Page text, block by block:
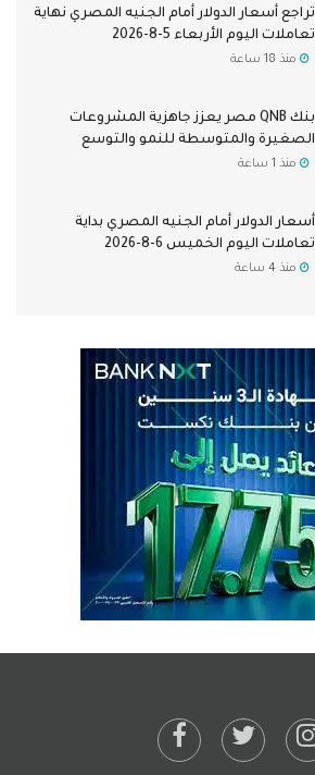
تراجع أسعار الدولار أمام الجنيه المصري نهاية
تعاملات اليوم الأربعاء 5-8-2026
منذ 18 ساعة
بنك QNB مصر يعزز جاهزية المشروعات
الصغيرة والمتوسطة للنمو والتوسع
منذ 1 ساعة
أسعار الدولار أمام الجنيه المصري بداية
تعاملات اليوم الخميس 6-8-2026
منذ 4 ساعة